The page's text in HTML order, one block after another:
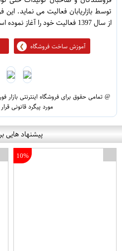
توسط بازاریابان فعالیت می نماید. این
از سال 1397 فعالیت خود را آغاز نموده است.
آموزش ساخت فروشگاه
@ تمامی حقوق برای فروشگاه اینترنتی بازار
مورد پیگرد قانونی
پیشنهاد هایی
10%